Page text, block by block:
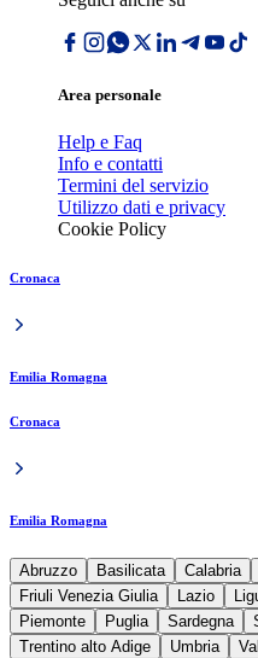
Area personale
Help e Faq
Info e contatti
Termini del servizio
Utilizzo dati e privacy
Cookie Policy
Cronaca
Emilia Romagna
Cronaca
Emilia Romagna
Abruzzo Basilicata Calabria
Friuli Venezia Giulia
Lazio
Piemonte
Puglia Sardegna
Trentino alto Adige
Umbria